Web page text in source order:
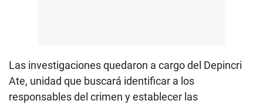
Las investigaciones quedaron a cargo del Depincri
Ate, unidad que buscará identificar a los
responsables del crimen y establecer las